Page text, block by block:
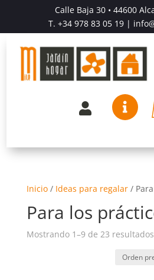
Calle Baja 30 • 44600
T. +34 978 83 05 19|
 
Inicio/ Ideas para regalar/
Para los
Mostrando 1–9 de 23 resultados